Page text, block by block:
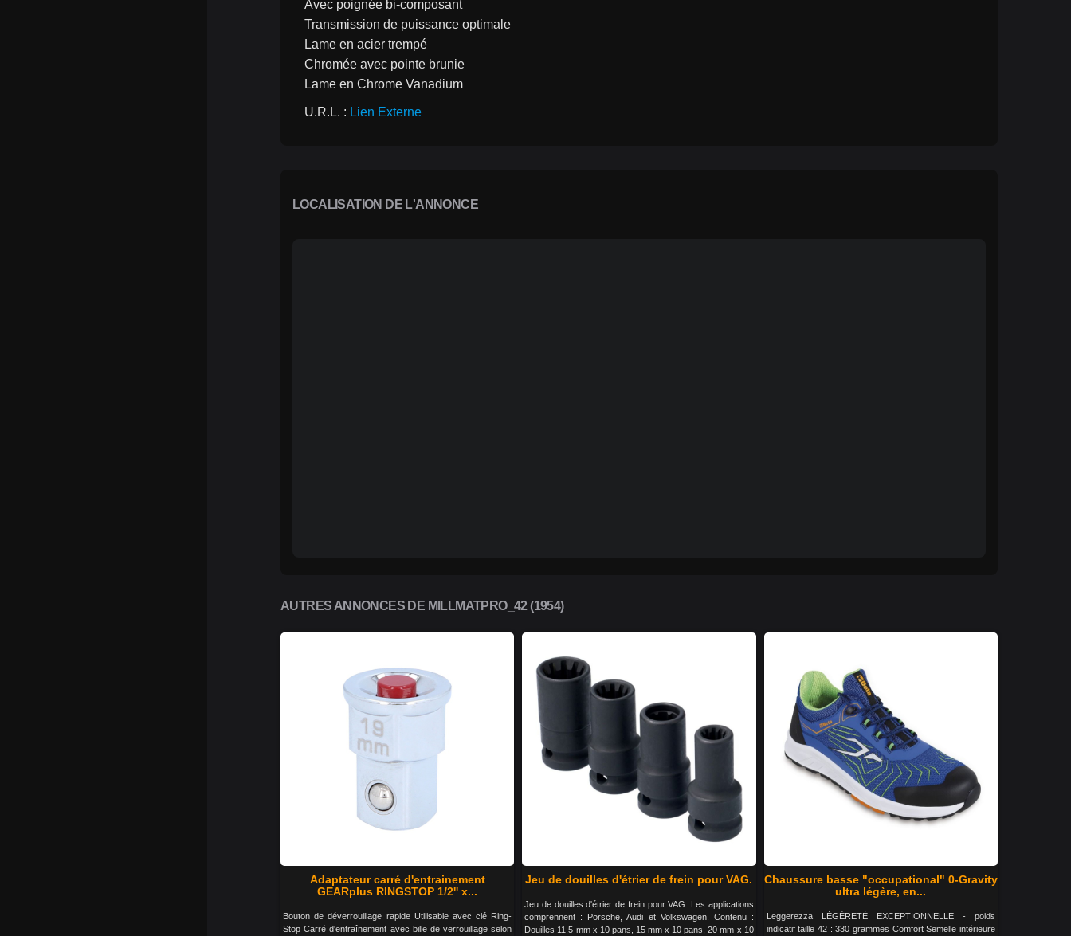
Avec poignée bi-composant
Transmission de puissance optimale
Lame en acier trempé
Chromée avec pointe brunie
Lame en Chrome Vanadium
U.R.L. : Lien Externe
LOCALISATION DE L'ANNONCE
AUTRES ANNONCES DE MILLMATPRO_42 (1954)
Adaptateur carré d'entrainement
GEARplus RINGSTOP 1/2'' x...
Bouton de déverrouillage rapide Utilisable avec clé Ring-
Stop Carré d'entraînement avec bille de verrouillage selon
Jeu de douilles d'étrier de frein pour VAG.
Jeu de douilles d'étrier de frein pour VAG. Les applications
comprennent : Porsche, Audi et Volkswagen. Contenu :
Douilles 11,5 mm x 10 pans, 15 mm x 10 pans, 20 mm x 10
Chaussure basse "occupational" 0-Gravity
ultra légère, en...
Leggerezza LÉGÈRETÉ EXCEPTIONNELLE - poids
indicatif taille 42 : 330 grammes Comfort Semelle intérieure